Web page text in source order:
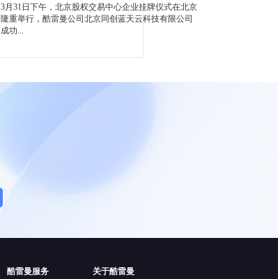
3月31日下午，北京股权交易中心企业挂牌仪式在北京
隆重举行，酷雷曼公司北京同创蓝天云科技有限公司
成功...
酷雷曼服务 关于酷雷曼